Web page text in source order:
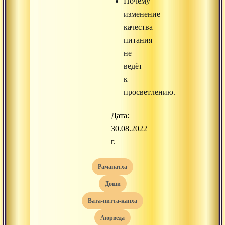
изменение
качества
питания
не
ведёт
к
просветлению.
Дата:
30.08.2022
г.
раманатха
доши
вата-питта-капха
аюрведа